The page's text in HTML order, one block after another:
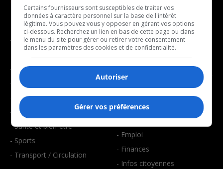
- Affaires municipales
- Communauté / Social
- Culture
- Économie
- Éducation
- Environnement
- Faits divers
- Santé et bien-être
- Sports
- Transport / Circulation
- Décompte franco
- Joué récemment
BALADOS
- Art de vivre
- Bien-être
- Emploi
- Finances
- Infos citoyennes
Certains fournisseurs sont susceptibles de traiter vos
données à caractère personnel sur la base de l'intérêt
légitime. Vous pouvez vous y opposer en gérant vos options
ci-dessous. Recherchez un lien en bas de cette page ou dans
le menu du site pour gérer ou retirer votre consentement
dans les paramètres des cookies et de confidentialité.
Autoriser
Gérer vos préférences